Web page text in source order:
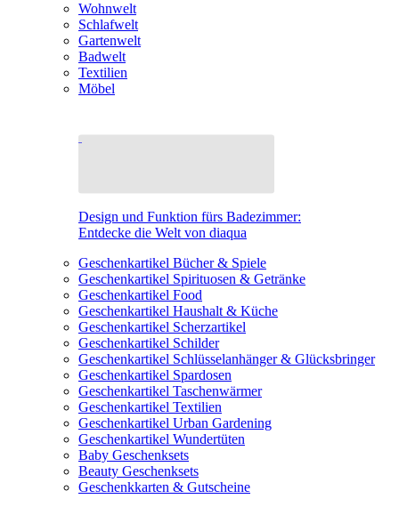
Wohnwelt
Schlafwelt
Gartenwelt
Badwelt
Textilien
Möbel
Design und Funktion fürs Badezimmer:
Entdecke die Welt von diaqua
Geschenkartikel Bücher & Spiele
Geschenkartikel Spirituosen & Getränke
Geschenkartikel Food
Geschenkartikel Haushalt & Küche
Geschenkartikel Scherzartikel
Geschenkartikel Schilder
Geschenkartikel Schlüsselanhänger & Glücksbringer
Geschenkartikel Spardosen
Geschenkartikel Taschenwärmer
Geschenkartikel Textilien
Geschenkartikel Urban Gardening
Geschenkartikel Wundertüten
Baby Geschenksets
Beauty Geschenksets
Geschenkkarten & Gutscheine